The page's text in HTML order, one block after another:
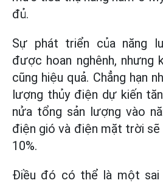
đủ.
Sự phát triển của năng
được hoan nghênh, nhưng
cũng hiệu quả. Chẳng hạn
lượng thủy điện dự kiến
nửa tổng sản lượng vào
điện gió và điện mặt trời
10%.
Điều đó có thể là một sai